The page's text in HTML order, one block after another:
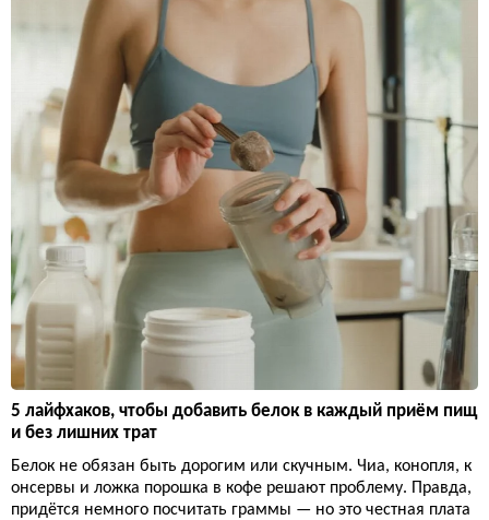
5 лайфхаков, чтобы добавить белок в каждый приём пищ
и без лишних трат
Белок не обязан быть дорогим или скучным. Чиа, конопля, к
онсервы и ложка порошка в кофе решают проблему. Правда,
придётся немного посчитать граммы — но это честная плата